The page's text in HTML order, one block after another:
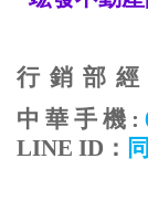
行 銷 部 經
中 華 手 機 :
LINE ID ：